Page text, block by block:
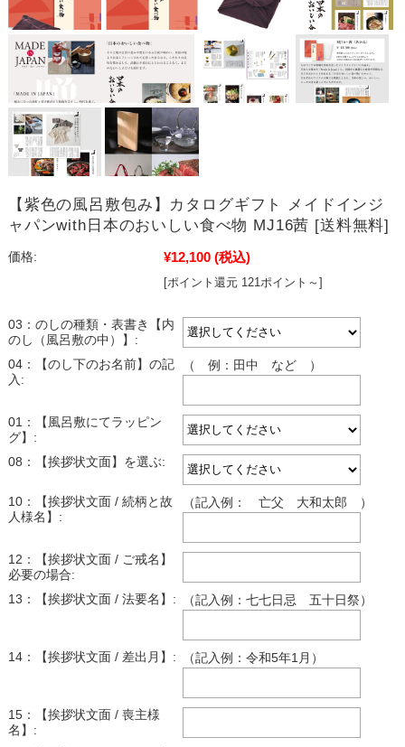
【紫色の風呂敷包み】カタログギフト メイドインジ
ャパンwith日本のおいしい食べ物 MJ16茜 [送料無料]
価格: ¥12,100 (税込)
[ポイント還元 121ポイント～]
03：のしの種類・表書き【内
のし（風呂敷の中）】:
04：【のし下のお名前】の記
入:
（ 例：田中 など ）
01：【風呂敷にてラッピン
グ】:
08：【挨拶状文面】を選ぶ:
10：【挨拶状文面 / 続柄と故
人様名】:
（記入例： 亡父 大和太郎 ）
12：【挨拶状文面 / ご戒名】
必要の場合:
13：【挨拶状文面 / 法要名】:
（記入例：七七日忌 五十日祭）
14：【挨拶状文面 / 差出月】: （記入例：令和5年1月）
15：【挨拶状文面 / 喪主様
名】: